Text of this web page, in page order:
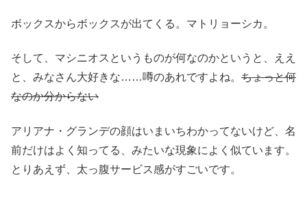
ボックスからボックスが出てくる。マトリョーシカ。
そして、マシニオスというものが何なのかというと、ええ
と、みなさん大好きな……噂のあれですよね。 ちょっと何
なのか分からない
アリアナ・グランデの顔はいまいちわかってないけど、名
前だけはよく知ってる、みたいな現象によく似ています。
とりあえず、太っ腹サービス感がすごいです。